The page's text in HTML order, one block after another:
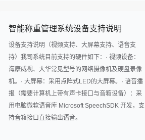
智能称重管理系统设备支持说明
设备支持说明（视频支持、大屏幕支持、语音支
持）我司系统目前支持的硬件如下：· 视频设备：
海康威视、大华常见型号的网络摄像机及硬盘录像
机。· 大屏幕：采用点阵式LED的大屏幕。· 语音播
报（需要计算机上带有声卡接口与音箱设备）：采
用电脑微软语音库 Microsoft SpeechSDK 开发，支
持音箱接口直接输出语音。